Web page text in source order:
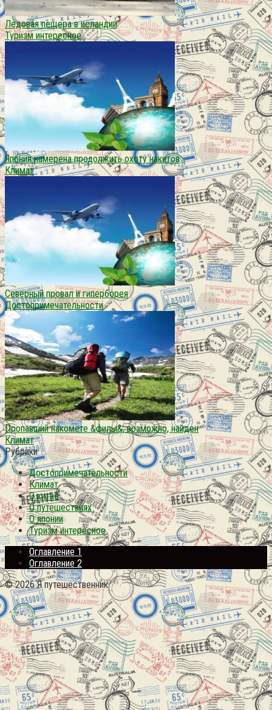
Ледовая пещера в исландии
Туризм интересное
Япония намерена продолжить охоту накитов
Климат
Северный провал и гиперборея
Достопримечательности
Пропавший накомете &филы&, возможно, найден
Климат
Рубрики
Достопримечательности
Климат
О китае
О путешествиях
О японии
Туризм интересное
Оглавление 1
Оглавление 2
© 2026 Я путешественник